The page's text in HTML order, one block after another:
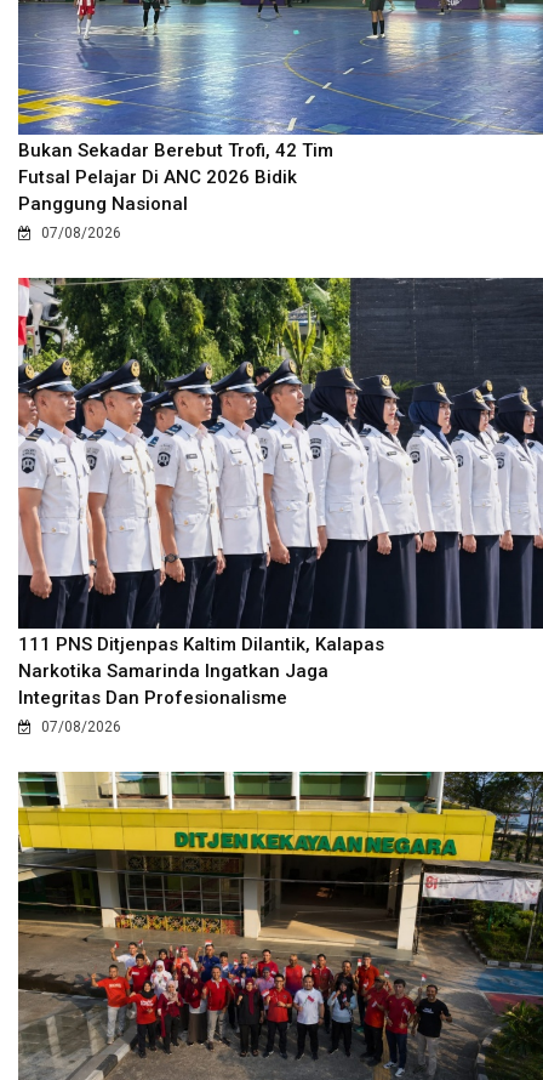
Bukan Sekadar Berebut Trofi, 42 Tim
Futsal Pelajar Di ANC 2026 Bidik
Panggung Nasional
07/08/2026
111 PNS Ditjenpas Kaltim Dilantik, Kalapas
Narkotika Samarinda Ingatkan Jaga
Integritas Dan Profesionalisme
07/08/2026